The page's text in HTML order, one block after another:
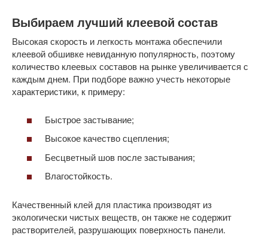
Выбираем лучший клеевой состав
Высокая скорость и легкость монтажа обеспечили
клеевой обшивке невиданную популярность, поэтому
количество клеевых составов на рынке увеличивается с
каждым днем. При подборе важно учесть некоторые
характеристики, к примеру:
Быстрое застывание;
Высокое качество сцепления;
Бесцветный шов после застывания;
Влагостойкость.
Качественный клей для пластика производят из
экологически чистых веществ, он также не содержит
растворителей, разрушающих поверхность панели.